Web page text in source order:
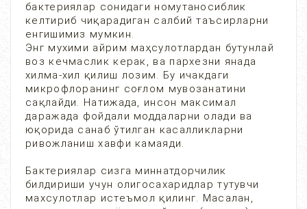
бактериялар сонидаги номутаносиблик
келтириб чиқарадиган салбий таъсирларни
енгишимиз мумкин.
Энг мухими айрим маҳсулотлардан бутунлай
воз кечмаслик керак, ва пархезни янада
хилма-хил қилиш лозим. Бу ичакдаги
микрофлоранинг соғлом мувозанатини
сақлайди. Натижада, инсон максимал
даражада фойдали моддаларни олади ва
юқорида санаб ўтилган касалликларни
ривожланиш хавфи камаяди.
Бактериялар сизга миннатдорчилик
билдириши учун олигосахаридлар тутувчи
махсулотлар истеъмол қилинг. Масалан,